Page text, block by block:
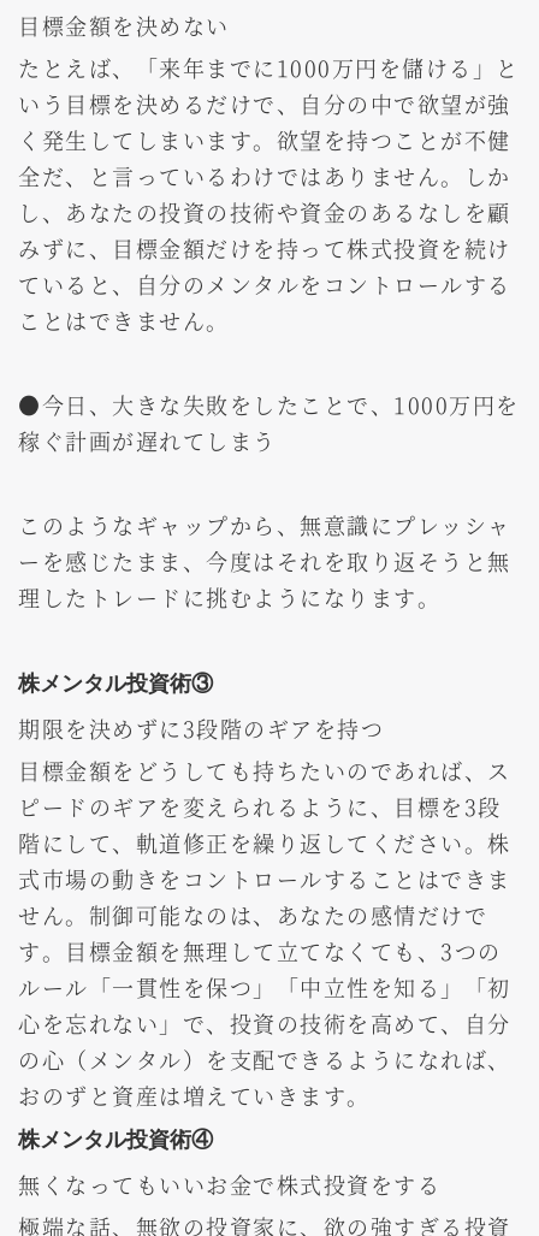
目標金額を決めない
たとえば、「来年までに1000万円を儲ける」と
いう目標を決めるだけで、自分の中で欲望が強
く発生してしまいます。欲望を持つことが不健
全だ、と言っているわけではありません。しか
し、あなたの投資の技術や資金のあるなしを顧
みずに、目標金額だけを持って株式投資を続け
ていると、自分のメンタルをコントロールする
ことはできません。
●今日、大きな失敗をしたことで、1000万円を
稼ぐ計画が遅れてしまう
このようなギャップから、無意識にプレッシャ
ーを感じたまま、今度はそれを取り返そうと無
理したトレードに挑むようになります。
株メンタル投資術③
期限を決めずに3段階のギアを持つ
目標金額をどうしても持ちたいのであれば、ス
ピードのギアを変えられるように、目標を3段
階にして、軌道修正を繰り返してください。株
式市場の動きをコントロールすることはできま
せん。制御可能なのは、あなたの感情だけで
す。目標金額を無理して立てなくても、3つの
ルール「一貫性を保つ」「中立性を知る」「初
心を忘れない」で、投資の技術を高めて、自分
の心（メンタル）を支配できるようになれば、
おのずと資産は増えていきます。
株メンタル投資術④
無くなってもいいお金で株式投資をする
極端な話、無欲の投資家に、欲の強すぎる投資